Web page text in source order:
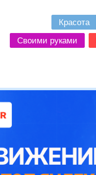
Красота
Своими руками